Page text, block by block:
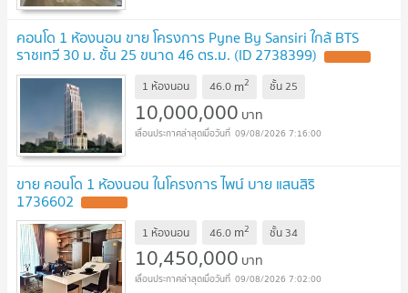
คอนโด 1 ห้องนอน ขาย โครงการ Pyne By Sansiri ใกล้ BTS
ราชเทวี 30 ม. ชั้น 25 ขนาด 46 ตร.ม. (ID 2738399)
1 ห้องนอน 46.0 m2 ชั้น25
10,000,000 บาท
09/08/2026 7:16:00
ขาย คอนโด 1 ห้องนอน ในโครงการ ไพน์ บาย แสนสิริ
1736602
1 ห้องนอน 46.0 m2 ชั้น 34
10,450,000 บาท
09/08/2026 7:02:00